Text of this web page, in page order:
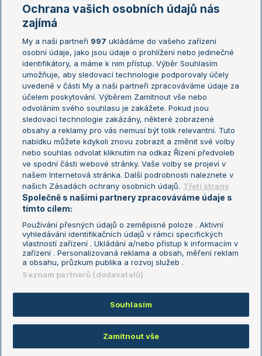
Žebříčky
Žebříček ATP (muži)
Žebříček WTA (ženy)
Sázkařský žebříček
Australian Open
French Open
Wimbledon
US Open
Turnaj mistrů
Turnaj mistryň
Aktualní trendy
Fotbalové přestupy
Livesport Daily
LS Prague Open
Podmínky užití
Nastavení soukromí
GDPR a žurnalistika
Reklama
Kontakt
Informace o zpracování osobních
údajů
Copyright © 2008-2026 TenisPortal.cz. Využíváme zpravodajství ČTK.
Ochrana vašich osobních údajů nás
zajímá
My a naši partneři 997 ukládáme do vašeho zařízení
osobní údaje, jako jsou údaje o prohlížení nebo jedinečné
identifikátory, a máme k nim přístup. Výběr Souhlasím
umožňuje, aby sledovací technologie podporovaly účely
uvedené v části My a naši partneři zpracováváme údaje za
účelem poskytování. Výběrem Zamítnout vše nebo
odvoláním svého souhlasu je zakážete. Pokud jsou
sledovací technologie zakázány, některé zobrazené
obsahy a reklamy pro vás nemusí být tolik relevantní. Tuto
nabídku můžete kdykoli znovu zobrazit a změnit své volby
nebo souhlas odvolat kliknutím na odkaz Řízení předvoleb
ve spodní části webové stránky. Vaše volby se projeví v
našem Internetová stránka. Další podrobnosti naleznete v
našich Zásadách ochrany osobních údajů. Třetí strany
Společně s našimi partnery zpracováváme údaje s
tímto cílem:
Používání přesných údajů o zeměpisné poloze . Aktivní
vyhledávání identifikačních údajů v rámci specifických
vlastností zařízení . Ukládání a/nebo přístup k informacím v
zařízení . Personalizovaná reklama a obsah, měření reklam
a obsahu, průzkum publika a rozvoj služeb .
Seznam partnerů (dodavatelů)
Souhlasím
Zamítnout vše